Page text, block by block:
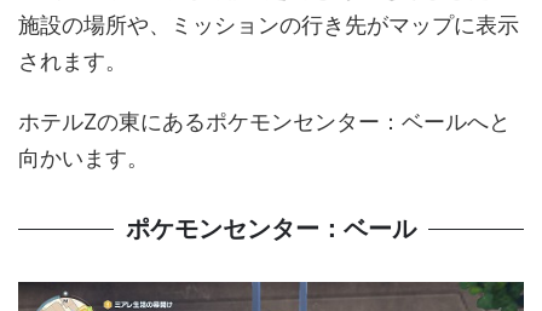
施設の場所や、ミッションの行き先がマップに表示
されます。
ホテルZの東にあるポケモンセンター：ベールへと
向かいます。
ポケモンセンター：ベール